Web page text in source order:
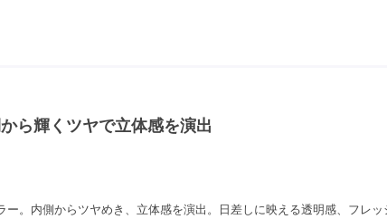
ら輝くツヤで立体感を演出
。内側からツヤめき、立体感を演出。日差しに映える透明感、フレッ